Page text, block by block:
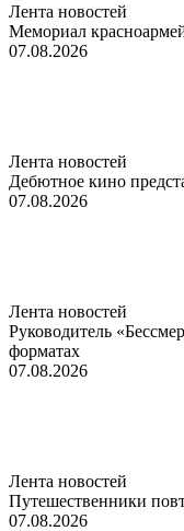
Лента новостей
Мемориал
07.08.2026
Лента новостей
Дебютное кино
07.08.2026
Лента новостей
Руководитель
форматах
07.08.2026
Лента новостей
Путешественники
07.08.2026